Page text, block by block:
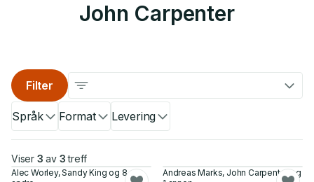
John Carpenter
Språk Format Levering
Filter
Viser 3 av 3 treff
Alec Worley, Sandy King og 8
Andreas Marks, John Carpenter og